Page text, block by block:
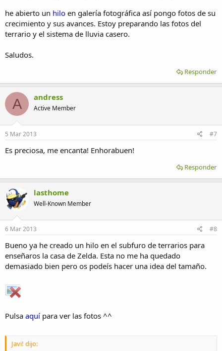
he abierto un hilo en galería fotográfica así pongo fotos de su
crecimiento y sus avances. Estoy preparando las fotos del
terrario y el sistema de lluvia casero.
Saludos.
Responder
A andress
Active Member
5 Mar 2013 #7
Es preciosa, me encanta! Enhorabuen!
Responder
lasthome
Well-Known Member
6 Mar 2013 #8
Bueno ya he creado un hilo en el subfuro de terrarios para
enseñaros la casa de Zelda. Esta no me ha quedado
demasiado bien pero os podeís hacer una idea del tamaño.
Pulsa aquí para ver las fotos ^^
Javi! dijo: